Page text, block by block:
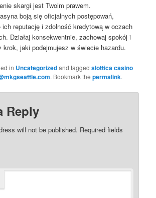
skargi jest Twoim prawem.
boją się oficjalnych postępowań,
ich reputację i zdolność kredytową w oczach
Działaj konsekwentnie, zachowaj spokój i
krok, jaki podejmujesz w świecie hazardu.
in Uncategorizedand taggedslottica casino
. Bookmark thepermalink.
Reply
will not be published. Required fields